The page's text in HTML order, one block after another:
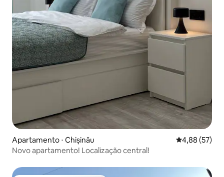
Apartamento ⋅ Chișinău 4,88 de uma
4,88 (57)
Novo apartamento! Localização central!